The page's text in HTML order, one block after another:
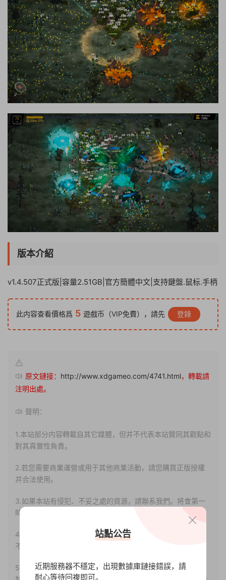
版本介紹
v1.4.507正式版|容量2.51GB|官方簡體中文|支持鍵盤.鼠标.手柄
此内容查看價格爲 5 遊戲币（VIP免費），請先 登錄
原文鏈接： http://www.xdgameo.com/4741.html，轉載請
注明出處。
聲明：
1.本站部分内容轉載自其它媒體，但并不代表本站贊同其觀點和
對其真實性負責。
2.若您需要商業運營或用于其他商業活動，請您購買正版授權
并合法使用。
3.如果本站有侵犯、不妥之處的資源，請聯系我們。将會第一
時間解決！
4.本站部分内容均由互聯網收集整理，僅供大家參考、學習，
不存在任何商業目的與商業用途。
5.本站提供的所有資源僅供參考學習使用，版權歸原著所有，
站點公告
近期服務器不穩定，出現數據庫鏈接錯誤，請
耐心等待回複即可。